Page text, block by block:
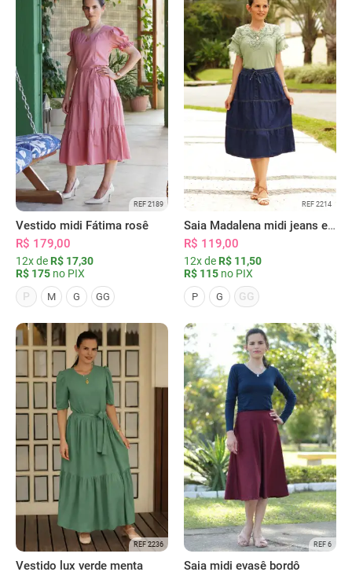
REF 2189
Vestido midi Fátima rosê
R$ 179,00
12x de R$ 17,30
R$ 175 no PIX
P
M G GG
REF 2214
Saia Madalena midi jeans escura
R$ 119,00
12x de R$ 11,50
R$ 115 no PIX
P G GG
REF 2236
Vestido lux verde menta
REF 6
Saia midi evasê bordô